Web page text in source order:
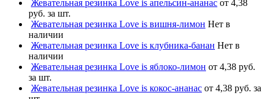
Жевательная резинка Love is апельсин-ананас от 4,38
руб. за шт.
Жевательная резинка Love is вишня-лимон Нет в
наличии
Жевательная резинка Love is клубника-банан Нет в
наличии
Жевательная резинка Love is яблоко-лимон от 4,38 руб.
за шт.
Жевательная резинка Love is кокос-ананас от 4,38 руб. за